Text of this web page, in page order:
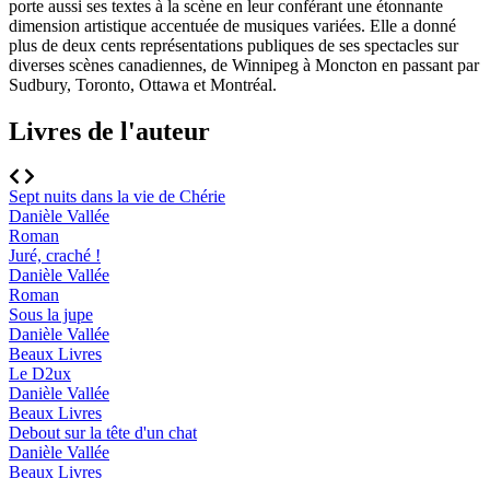
porte aussi ses textes à la scène en leur conférant une étonnante
dimension artistique accentuée de musiques variées. Elle a donné
plus de deux cents représentations publiques de ses spectacles sur
diverses scènes canadiennes, de Winnipeg à Moncton en passant par
Sudbury, Toronto, Ottawa et Montréal.
Livres de l'auteur
Sept nuits dans la vie de Chérie
Danièle Vallée
Roman
Juré, craché !
Danièle Vallée
Roman
Sous la jupe
Danièle Vallée
Beaux Livres
Le D2ux
Danièle Vallée
Beaux Livres
Debout sur la tête d'un chat
Danièle Vallée
Beaux Livres